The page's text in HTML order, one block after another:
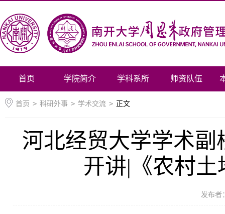
首页 学院简介 学科系所 师资队伍
首页 > 科研外事 > 学术交流 > 正文
河北经贸大学学术副
开讲|《农村
发布者